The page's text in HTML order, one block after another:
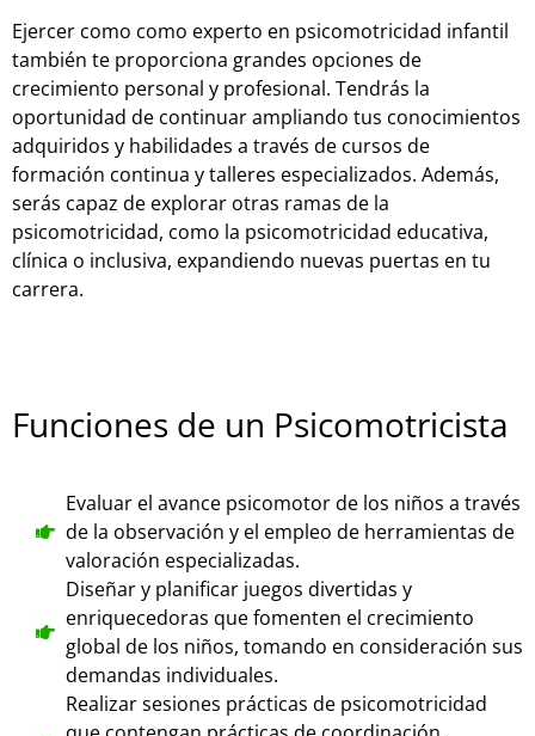
Ejercer como como experto en psicomotricidad infantil
también te proporciona grandes opciones de
crecimiento personal y profesional. Tendrás la
oportunidad de continuar ampliando tus conocimientos
adquiridos y habilidades a través de cursos de
formación continua y talleres especializados. Además,
serás capaz de explorar otras ramas de la
psicomotricidad, como la psicomotricidad educativa,
clínica o inclusiva, expandiendo nuevas puertas en tu
carrera.
Funciones de un Psicomotricista
Evaluar el avance psicomotor de los niños a través
de la observación y el empleo de herramientas de
valoración especializadas.
Diseñar y planificar juegos divertidas y
enriquecedoras que fomenten el crecimiento
global de los niños, tomando en consideración sus
demandas individuales.
Realizar sesiones prácticas de psicomotricidad